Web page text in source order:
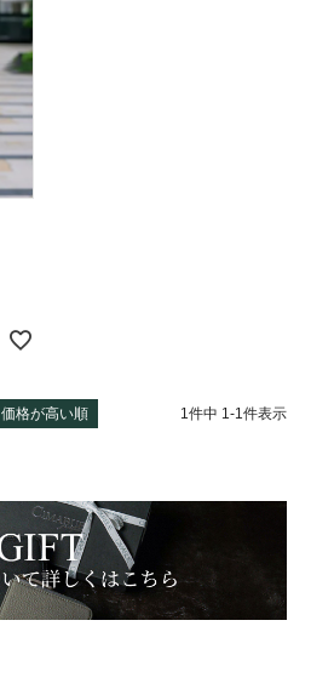
価格が高い順 1 件中 1 -1 件表示